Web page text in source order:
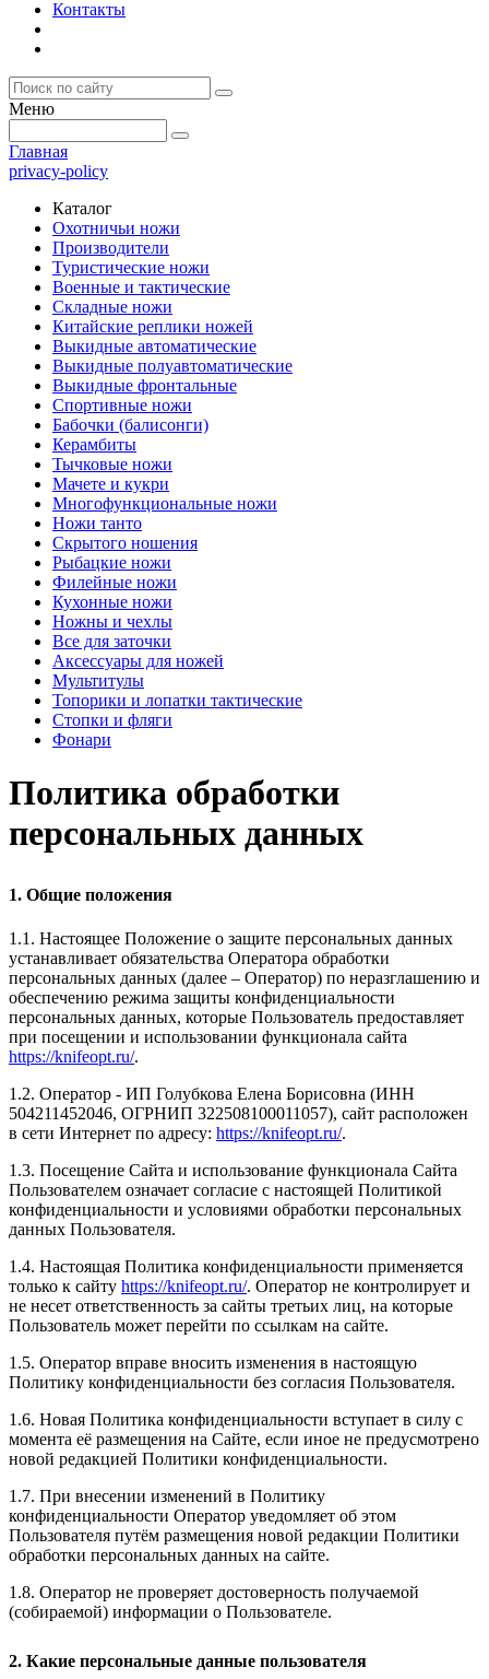
Контакты
Меню
Главная
privacy-policy
Каталог
Охотничьи ножи
Производители
Туристические ножи
Военные и тактические
Складные ножи
Китайские реплики ножей
Выкидные автоматические
Выкидные полуавтоматические
Выкидные фронтальные
Спортивные ножи
Бабочки (балисонги)
Керамбиты
Тычковые ножи
Мачете и кукри
Многофункциональные ножи
Ножи танто
Скрытого ношения
Рыбацкие ножи
Филейные ножи
Кухонные ножи
Ножны и чехлы
Все для заточки
Аксессуары для ножей
Мультитулы
Топорики и лопатки тактические
Стопки и фляги
Фонари
Политика обработки
персональных данных
1. Общие положения
1.1. Настоящее Положение о защите персональных данных
устанавливает обязательства Оператора обработки
персональных данных (далее – Оператор) по неразглашению и
обеспечению режима защиты конфиденциальности
персональных данных, которые Пользователь предоставляет
при посещении и использовании функционала сайта
https://knifeopt.ru/.
1.2. Оператор - ИП Голубкова Елена Борисовна (ИНН
504211452046, ОГРНИП 322508100011057), сайт расположен
в сети Интернет по адресу: https://knifeopt.ru/.
1.3. Посещение Сайта и использование функционала Сайта
Пользователем означает согласие с настоящей Политикой
конфиденциальности и условиями обработки персональных
данных Пользователя.
1.4. Настоящая Политика конфиденциальности применяется
только к сайту https://knifeopt.ru/. Оператор не контролирует и
не несет ответственность за сайты третьих лиц, на которые
Пользователь может перейти по ссылкам на сайте.
1.5. Оператор вправе вносить изменения в настоящую
Политику конфиденциальности без согласия Пользователя.
1.6. Новая Политика конфиденциальности вступает в силу с
момента её размещения на Сайте, если иное не предусмотрено
новой редакцией Политики конфиденциальности.
1.7. При внесении изменений в Политику
конфиденциальности Оператор уведомляет об этом
Пользователя путём размещения новой редакции Политики
обработки персональных данных на сайте.
1.8. Оператор не проверяет достоверность получаемой
(собираемой) информации о Пользователе.
2. Какие персональные данные пользователя